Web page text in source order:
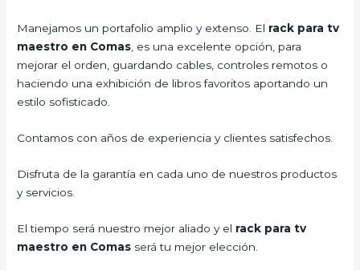
Manejamos un portafolio amplio y extenso. El rack para tv
maestro en Comas, es una excelente opción, para
mejorar el orden, guardando cables, controles remotos o
haciendo una exhibición de libros favoritos aportando un
estilo sofisticado.
Contamos con años de experiencia y clientes satisfechos.
Disfruta de la garantía en cada uno de nuestros productos
y servicios.
El tiempo será nuestro mejor aliado y el rack para tv
maestro en Comas será tu mejor elección.